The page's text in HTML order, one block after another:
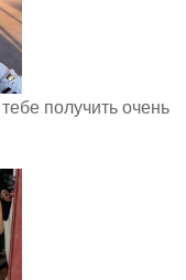
получить очень